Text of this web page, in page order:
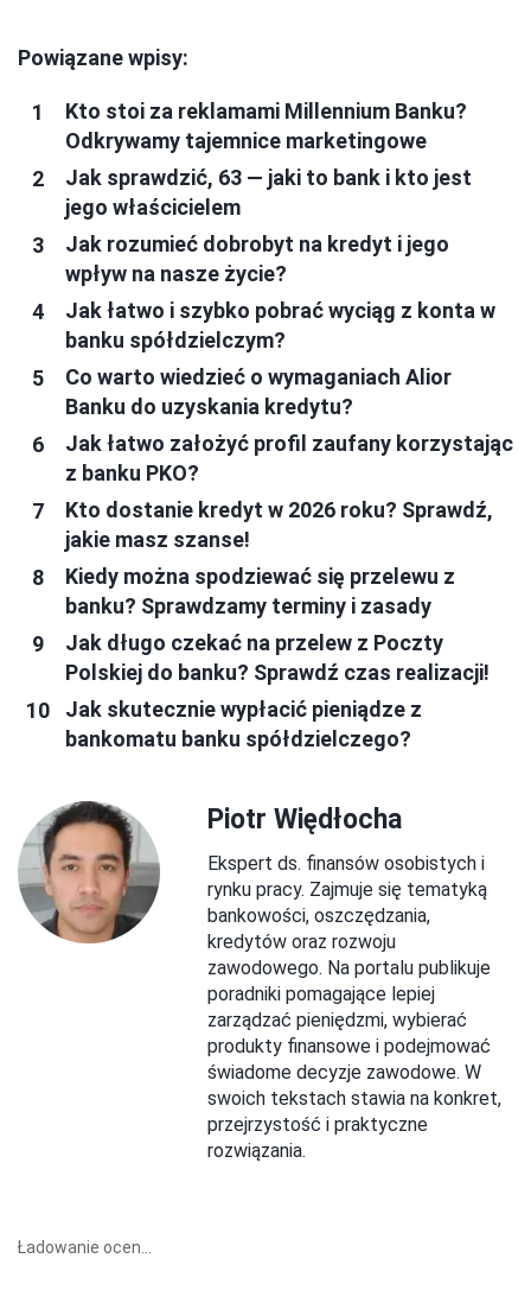
Powiązane wpisy:
Kto stoi za reklamami Millennium Banku?
Odkrywamy tajemnice marketingowe
Jak sprawdzić, 63 — jaki to bank i kto jest
jego właścicielem
Jak rozumieć dobrobyt na kredyt i jego
wpływ na nasze życie?
Jak łatwo i szybko pobrać wyciąg z konta w
banku spółdzielczym?
Co warto wiedzieć o wymaganiach Alior
Banku do uzyskania kredytu?
Jak łatwo założyć profil zaufany korzystając
z banku PKO?
Kto dostanie kredyt w 2026 roku? Sprawdź,
jakie masz szanse!
Kiedy można spodziewać się przelewu z
banku? Sprawdzamy terminy i zasady
Jak długo czekać na przelew z Poczty
Polskiej do banku? Sprawdź czas realizacji!
Jak skutecznie wypłacić pieniądze z
bankomatu banku spółdzielczego?
Piotr Więdłocha
Ekspert ds. finansów osobistych i
rynku pracy. Zajmuje się tematyką
bankowości, oszczędzania,
kredytów oraz rozwoju
zawodowego. Na portalu publikuje
poradniki pomagające lepiej
zarządzać pieniędzmi, wybierać
produkty finansowe i podejmować
świadome decyzje zawodowe. W
swoich tekstach stawia na konkret,
przejrzystość i praktyczne
rozwiązania.
Ładowanie ocen...